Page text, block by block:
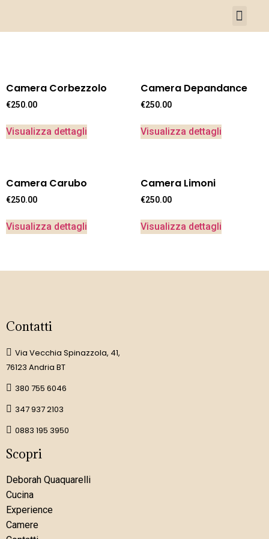
Camera Corbezzolo
€250.00
Visualizza dettagli
Camera Depandance
€250.00
Visualizza dettagli
Camera Carubo
€250.00
Visualizza dettagli
Camera Limoni
€250.00
Visualizza dettagli
Contatti
Via Vecchia Spinazzola, 41,
76123 Andria BT
380 755 6046
347 937 2103
0883 195 3950
Scopri
Deborah Quaquarelli
Cucina
Experience
Camere